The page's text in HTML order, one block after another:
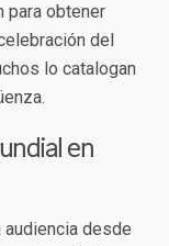
para obtener
del
lo catalogan
en
desde